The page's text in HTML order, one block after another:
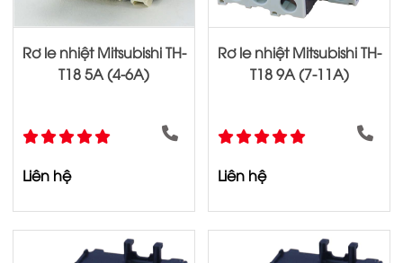
Rơ le nhiệt Mitsubishi TH-
T18 5A (4-6A)
Liên hệ
Rơ le nhiệt Mitsubishi TH-
T18 9A (7-11A)
Liên hệ